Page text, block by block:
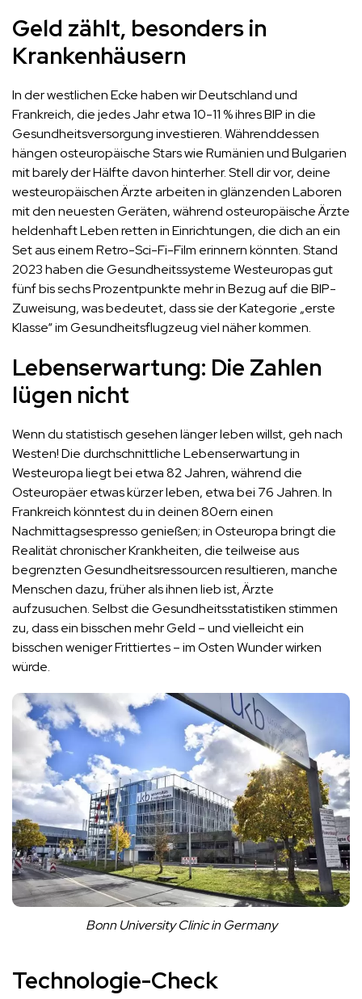
Geld zählt, besonders in
Krankenhäusern
In der westlichen Ecke haben wir Deutschland und
Frankreich, die jedes Jahr etwa 10-11 % ihres BIP in die
Gesundheitsversorgung investieren. Währenddessen
hängen osteuropäische Stars wie Rumänien und Bulgarien
mit barely der Hälfte davon hinterher. Stell dir vor, deine
westeuropäischen Ärzte arbeiten in glänzenden Laboren
mit den neuesten Geräten, während osteuropäische Ärzte
heldenhaft Leben retten in Einrichtungen, die dich an ein
Set aus einem Retro-Sci-Fi-Film erinnern könnten. Stand
2023 haben die Gesundheitssysteme Westeuropas gut
fünf bis sechs Prozentpunkte mehr in Bezug auf die BIP-
Zuweisung, was bedeutet, dass sie der Kategorie „erste
Klasse“ im Gesundheitsflugzeug viel näher kommen​.
Lebenserwartung: Die Zahlen
lügen nicht
Wenn du statistisch gesehen länger leben willst, geh nach
Westen! Die durchschnittliche Lebenserwartung in
Westeuropa liegt bei etwa 82 Jahren, während die
Osteuropäer etwas kürzer leben, etwa bei 76 Jahren. In
Frankreich könntest du in deinen 80ern einen
Nachmittagsespresso genießen; in Osteuropa bringt die
Realität chronischer Krankheiten, die teilweise aus
begrenzten Gesundheitsressourcen resultieren, manche
Menschen dazu, früher als ihnen lieb ist, Ärzte
aufzusuchen. Selbst die Gesundheitsstatistiken stimmen
zu, dass ein bisschen mehr Geld – und vielleicht ein
bisschen weniger Frittiertes – im Osten Wunder wirken
würde​.
Bonn University Clinic in Germany
Technologie-Check